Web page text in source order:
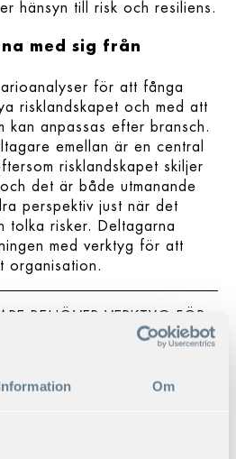
Om
hänsyn till risk och resiliens.
med sig från
för att fånga
risklandskapet och med att
kan anpassas efter bransch.
emellan är en central
risklandskapet skiljer
det är både utmanande
perspektiv just när det
tolka risker. Deltagarna
med verktyg för att
organisation.
BEHÖVER VERKTYG FÖR
I EN FÖRÄNDERLIG VÄRLD
jobbade i många år i Asien